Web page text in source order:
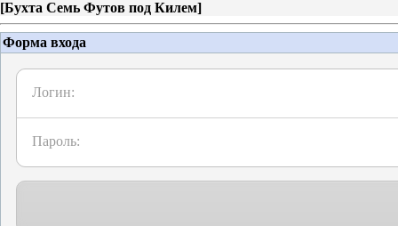
[Бухта Семь Футов под Килем]
Форма входа
Логин:
Пароль: